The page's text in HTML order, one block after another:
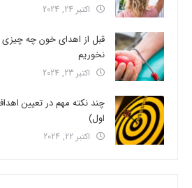
اکتبر 24, 2024
قبل از اهدای خون چه
نخوریم
اکتبر 23, 2024
چند نکته مهم در تعیین
اول)
اکتبر 22, 2024